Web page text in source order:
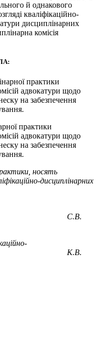
й однакового
кваліфікаційно-
дисциплінарних
комісія
практики
адвокатури щодо
на забезпечення
практики
адвокатури щодо
на забезпечення
носять
дисциплінарних
адвокатури С.В.
адвокатури К.В.